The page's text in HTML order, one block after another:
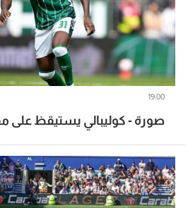
صورة - كوليبالي يستيقظ على
19:00